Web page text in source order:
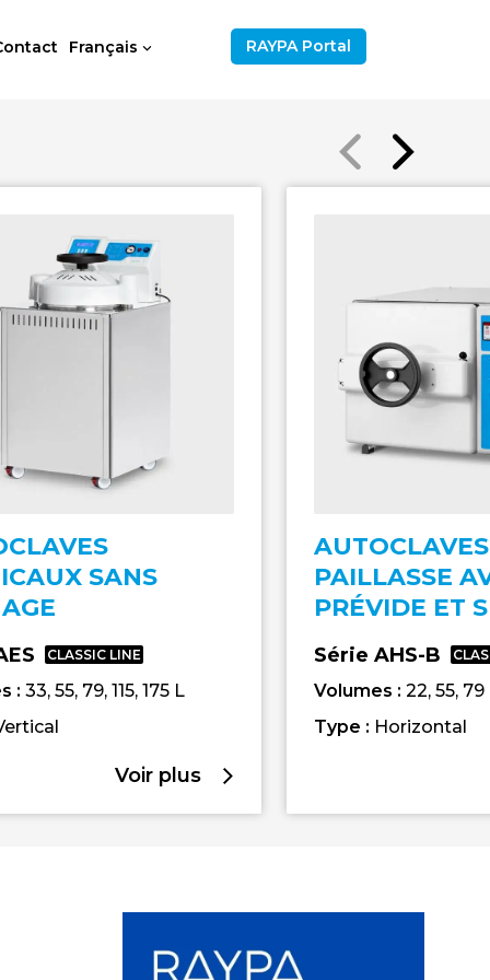
Français RAYPA Portal
SANS
CLASSIC LINE
:33, 55, 79, 115, 175 L
Voir plus
PAILLASSE
PRÉVIDE ET
Série AHS-B
Volumes : 22, 55, 79
Type : Horizontal